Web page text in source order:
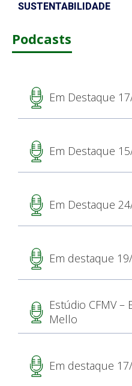
SUSTENTABILIDADE
Podcasts
Em Destaque
Em Destaque
Em Destaque
Em destaque
Estúdio CFMV –
Mello
Em destaque